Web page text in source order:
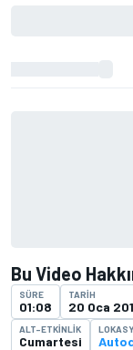
Bu Video
SÜRE
01:08
TARIH
20 Oca
ALT-ETKINLIK
Cumartesi